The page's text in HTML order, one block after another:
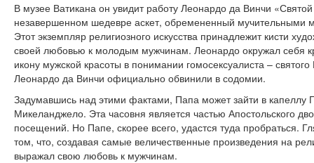
В музее Ватикана он увидит работу Леонардо да Винчи
незавершенном шедевре аскет, обремененный мучительными
Этот экземпляр религиозного искусства принадлежит кисти
своей любовью к молодым мужчинам. Леонардо окружал себя
икону мужской красоты в понимании гомосексуалиста –
Леонардо да Винчи официально обвинили в содомии.
Задумавшись над этими фактами, Папа может зайти в капеллу
Микеланджело. Эта часовня является частью Апостольского
посещений. Но Папе, скорее всего, удастся туда пробраться.
том, что, создавая самые величественные произведения на
выражал свою любовь к мужчинам.